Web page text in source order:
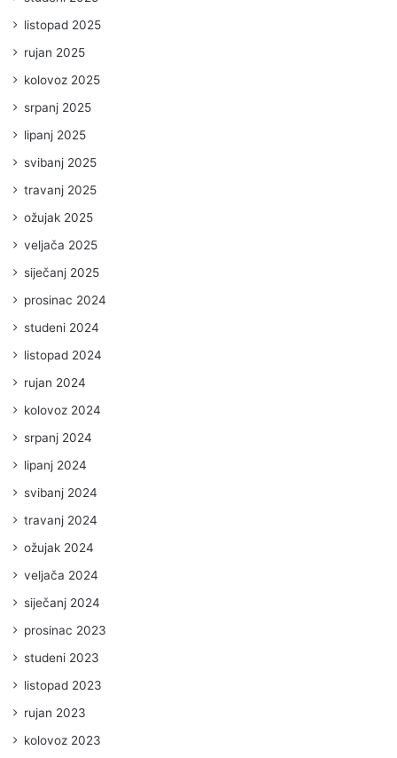
listopad 2025
rujan 2025
kolovoz 2025
srpanj 2025
lipanj 2025
svibanj 2025
travanj 2025
ožujak 2025
veljača 2025
siječanj 2025
prosinac 2024
studeni 2024
listopad 2024
rujan 2024
kolovoz 2024
srpanj 2024
lipanj 2024
svibanj 2024
travanj 2024
ožujak 2024
veljača 2024
siječanj 2024
prosinac 2023
studeni 2023
listopad 2023
rujan 2023
kolovoz 2023